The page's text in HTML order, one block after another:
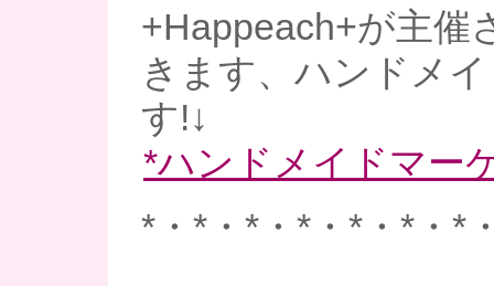
+Happeach+が主催
きます、ハンドメ
す!↓
*ハンドメイドマー
*・*・*・*・*・*・*